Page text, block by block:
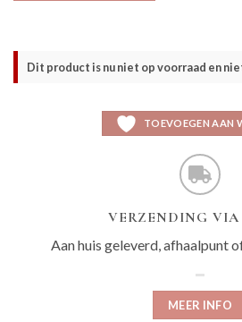
Dit product is nu niet op voorraad en
TOEVOEGEN AAN
VERZENDING VIA
Aan huis geleverd, afhaalpunt
MEER INFO